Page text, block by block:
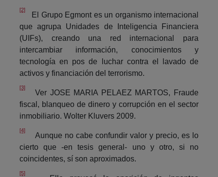
[2]
El Grupo Egmont es un organismo internacional
que agrupa Unidades de Inteligencia Financiera
(UIFs), creando una red internacional para
intercambiar información, conocimientos y
tecnología en pos de luchar contra el lavado de
activos y financiación del terrorismo.
[3]
Ver JOSE MARIA PELAEZ MARTOS, Fraude
fiscal, blanqueo de dinero y corrupción en el sector
inmobiliario. Wolter Kluvers 2009.
[4]
Aunque no cabe confundir valor y precio, es lo
cierto que -en tesis general- uno y otro, si no
coincidentes, sí son aproximados.
[5]